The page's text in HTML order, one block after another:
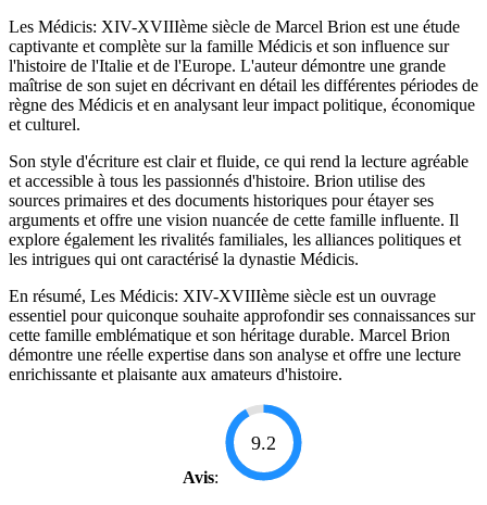
Les Médicis: XIV-XVIIIème siècle de Marcel Brion est une étude
captivante et complète sur la famille Médicis et son influence sur
l'histoire de l'Italie et de l'Europe. L'auteur démontre une grande
maîtrise de son sujet en décrivant en détail les différentes périodes de
règne des Médicis et en analysant leur impact politique, économique
et culturel.
Son style d'écriture est clair et fluide, ce qui rend la lecture agréable
et accessible à tous les passionnés d'histoire. Brion utilise des
sources primaires et des documents historiques pour étayer ses
arguments et offre une vision nuancée de cette famille influente. Il
explore également les rivalités familiales, les alliances politiques et
les intrigues qui ont caractérisé la dynastie Médicis.
En résumé, Les Médicis: XIV-XVIIIème siècle est un ouvrage
essentiel pour quiconque souhaite approfondir ses connaissances sur
cette famille emblématique et son héritage durable. Marcel Brion
démontre une réelle expertise dans son analyse et offre une lecture
enrichissante et plaisante aux amateurs d'histoire.
Avis:
9.2